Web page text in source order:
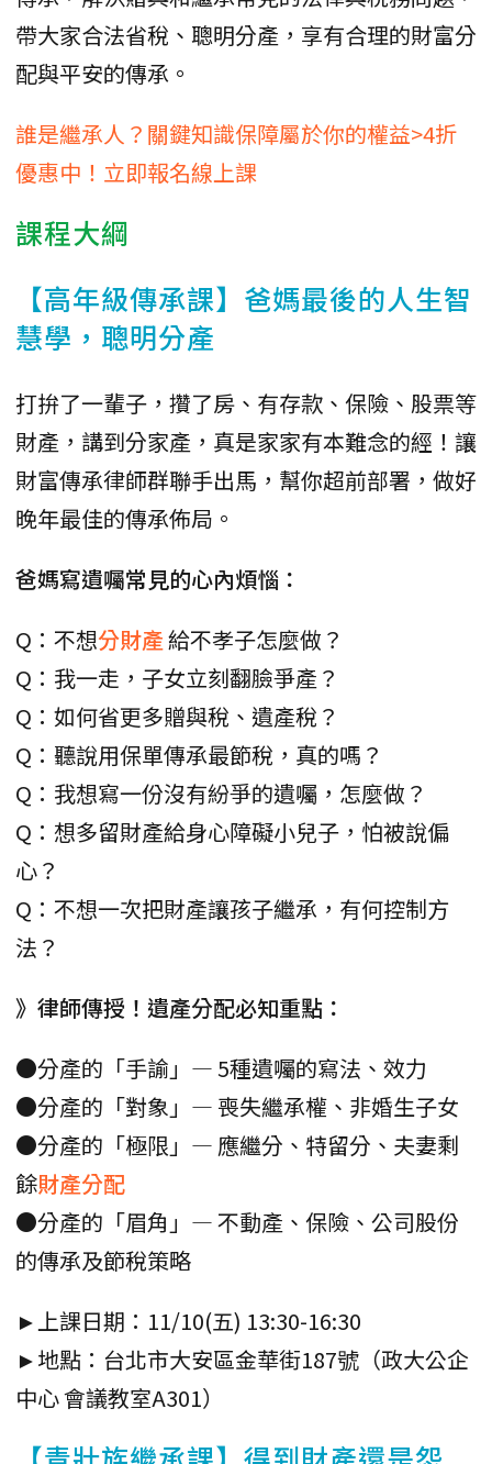
帶大家合法省稅、聰明分產，享有合理的財富分
配與平安的傳承。
誰是繼承人？關鍵知識保障屬於你的權益>4折
優惠中！立即報名線上課
課程大綱
【高年級傳承課】爸媽最後的人生智
慧學，聰明分產
打拚了一輩子，攢了房、有存款、保險、股票等
財產，講到分家產，真是家家有本難念的經！讓
財富傳承律師群聯手出馬，幫你超前部署，做好
晚年最佳的傳承佈局。
爸媽寫遺囑常見的心內煩惱：
Q：不想分財產給不孝子怎麼做？
Q：我一走，子女立刻翻臉爭產？
Q：如何省更多贈與稅、遺產稅？
Q：聽說用保單傳承最節稅，真的嗎？
Q：我想寫一份沒有紛爭的遺囑，怎麼做？
Q：想多留財產給身心障礙小兒子，怕被說偏
心？
Q：不想一次把財產讓孩子繼承，有何控制方
法？
》律師傳授！遺產分配必知重點：
●分產的「手諭」— 5種遺囑的寫法、效力
●分產的「對象」— 喪失繼承權、非婚生子女
●分產的「極限」— 應繼分、特留分、夫妻剩
餘財產分配
●分產的「眉角」— 不動產、保險、公司股份
的傳承及節稅策略
►上課日期：11/10(五) 13:30-16:30
►地點：台北市大安區金華街187號（政大公企
中心 會議教室A301）